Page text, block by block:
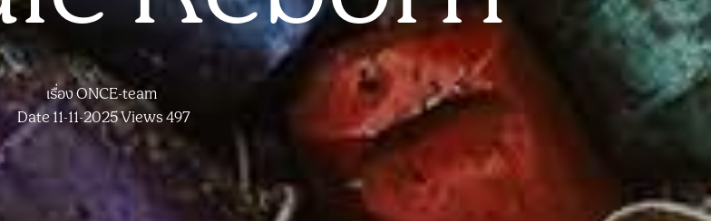
เรื่องONCE-team
Date 11-11-2025Views 497